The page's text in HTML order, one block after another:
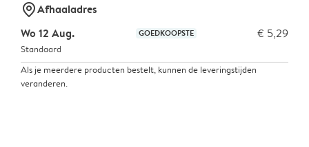
marker-pinAfhaaladres
Wo 12 Aug.
GOEDKOOPSTE € 5,29
Standaard
Als je meerdere producten bestelt, kunnen de leveringstijden
veranderen.